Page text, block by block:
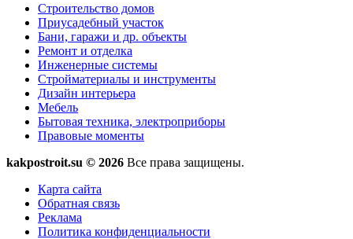
Строительство домов
Приусадебный участок
Бани, гаражи и др. объекты
Ремонт и отделка
Инженерные системы
Стройматериалы и инструменты
Дизайн интерьера
Мебель
Бытовая техника, электроприборы
Правовые моменты
kakpostroit.su © 2026 Все права защищены.
Карта сайта
Обратная связь
Реклама
Политика конфиденциальности